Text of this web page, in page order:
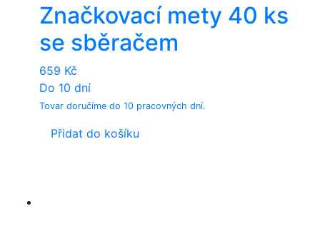
Značkovací mety 40 ks
se sběračem
659 Kč
Do 10 dní
Tovar doručíme do 10 pracovných dní.
Přidat do košíku